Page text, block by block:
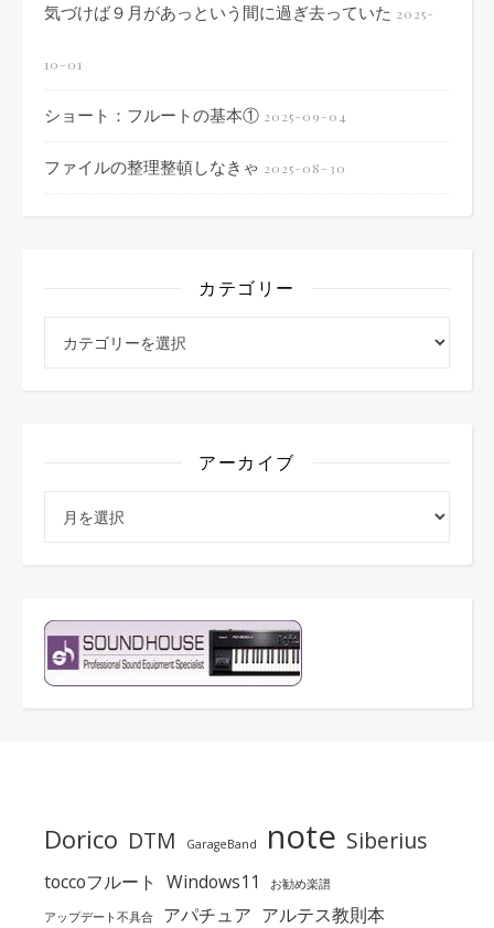
気づけば９月があっという間に過ぎ去っていた 2025-
10-01
ショート：フルートの基本① 2025-09-04
ファイルの整理整頓しなきゃ 2025-08-30
カテゴリー
アーカイブ
Dorico DTM GarageBand note Siberius
toccoフルート Windows11 お勧め楽譜
アップデート不具合 アパチュア アルテス教則本